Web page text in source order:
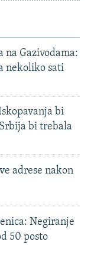
na Gazivodama:
nekoliko sati
bi
bi trebala
adrese nakon
Negiranje
50 posto